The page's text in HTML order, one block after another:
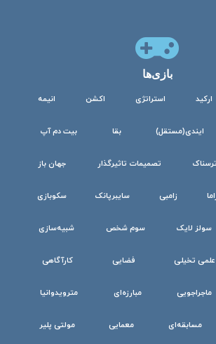
بازی‌ها
ارکید استراتژی اکشن انیمه
ایندی(مستقل) بقا بیت دم آپ
ترسناک تصمیمات تاثیرگذار جهان باز
زامبی سایبرپانک سکوبازی
سولز لایک سوم شخص شبیه‌سازی
علمی تخیلی فضایی کارآگاهی
ماجراجویی مبارزه‌ای مترویدوانیا
مسابقه‌ای معمایی مولتی پلیر